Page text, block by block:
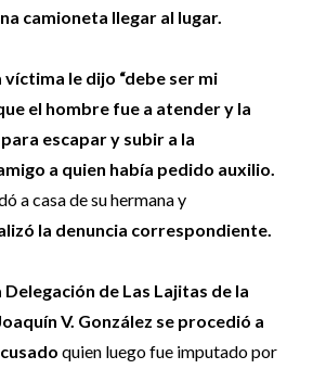
camioneta llegar al lugar.
víctima le dijo “debe ser mi
el hombre fue a atender y la
escapar y subir a la
a quien había pedido auxilio.
a casa de su hermana y
la denuncia correspondiente.
Delegación de Las Lajitas de la
V. González se procedió a
quien luego fue imputado por